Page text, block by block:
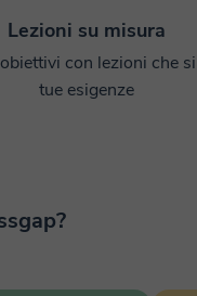
Lezioni su misura
con lezioni che
tue esigenze